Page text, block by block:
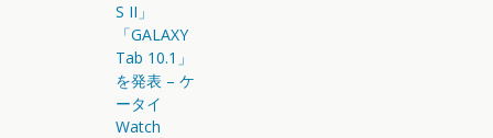
S II」
「GALAXY
Tab 10.1」
を発表 – ケ
ータイ
Watch